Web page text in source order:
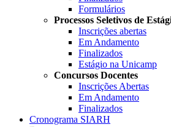
Formulários
Processos Seletivos de
Inscrições abertas
Em Andamento
Finalizados
Estágio na Unicamp
Concursos Docentes
Inscrições Abertas
Em Andamento
Finalizados
Cronograma SIARH